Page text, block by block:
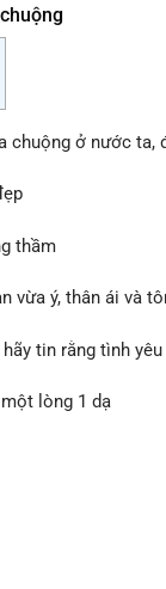
ở nước
thầm
vừa ý, thân ái và
tin rằng tình
lòng 1 dạ